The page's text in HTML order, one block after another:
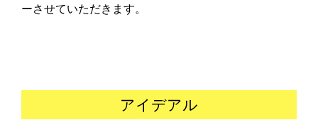
ーさせていただきます。
アイデアル